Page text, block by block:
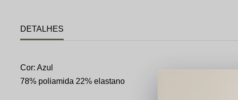
DETALHES
Cor: Azul
78% poliamida 22% elastano